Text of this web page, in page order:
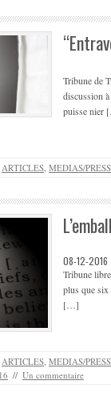
Tribune de
discussion
puisse nier
ARTICLES MEDIAS/
08-12-2016
Tribune
plus que six
[…]
ARTICLES MEDIAS/
// Un commentaire